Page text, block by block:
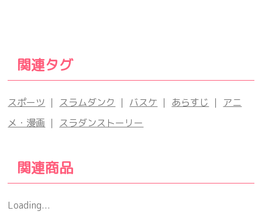
関連タグ
スポーツ ｜ スラムダンク ｜ バスケ ｜ あらすじ ｜ アニ
メ・漫画 ｜ スラダンストーリー
関連商品
Loading...